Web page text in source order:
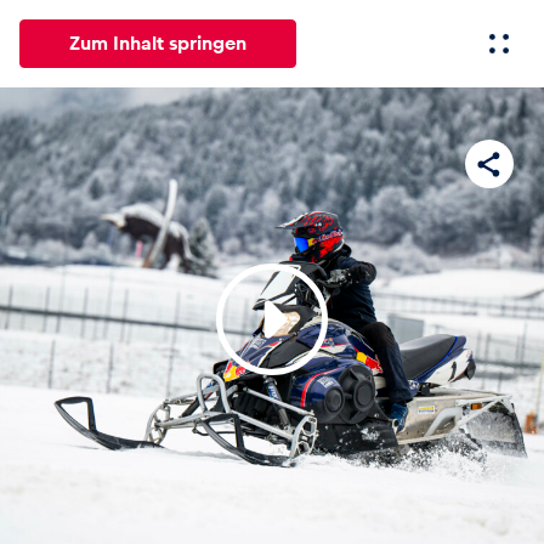
Zum Inhalt springen
Alle News Events Erlebnisse Seiten
News
Alle anzeigen
Alle anzeigen